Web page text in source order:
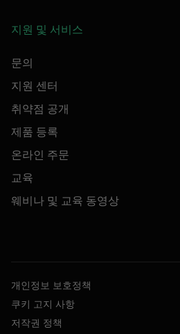
지원 및 서비스
문의
지원 센터
취약점 공개
제품 등록
온라인 주문
교육
웨비나 및 교육 동영상
개인정보 보호정책
쿠키 고지 사항
저작권 정책